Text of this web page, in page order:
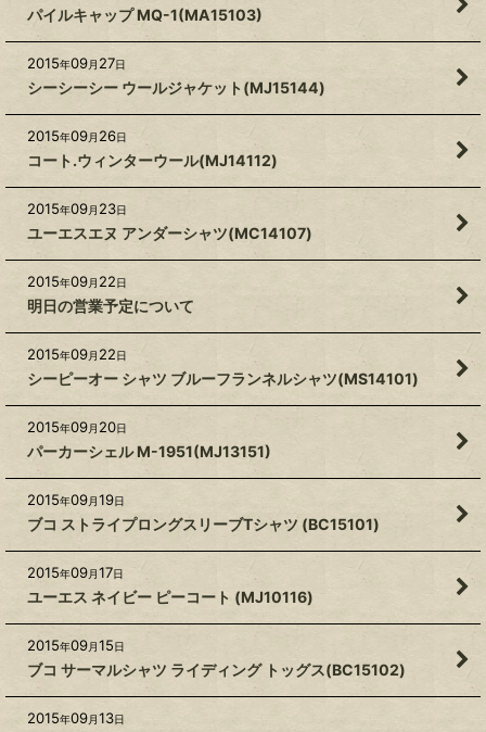
パイルキャップ MQ-1(MA15103)
2015年09月 27日
シーシーシー ウールジャケット(MJ15144)
2015年09月 26日
コート.ウィンターウール(MJ14112)
2015年09月 23日
ユーエスエヌ アンダーシャツ(MC14107)
2015年09月 22日
明日の営業予定について
2015年09月 22日
シーピーオー シャツ ブルーフランネルシャツ(MS14101)
2015年09月 20日
パーカーシェル M-1951(MJ13151)
2015年09月19日
ブコ ストライプロングスリーブTシャツ (BC15101)
2015年09月17日
ユーエス ネイビー ピーコート (MJ10116)
2015年09月15日
ブコ サーマルシャツ ライディング トッグス(BC15102)
2015年09月13日